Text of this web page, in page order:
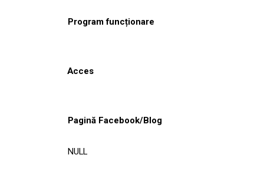
Program funcționare
Acces
Pagină Facebook/Blog
NULL